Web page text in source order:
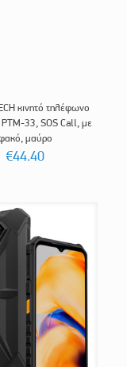
κινητό τηλέφωνο
33, SOS Call, με
μαύρο
€44.40